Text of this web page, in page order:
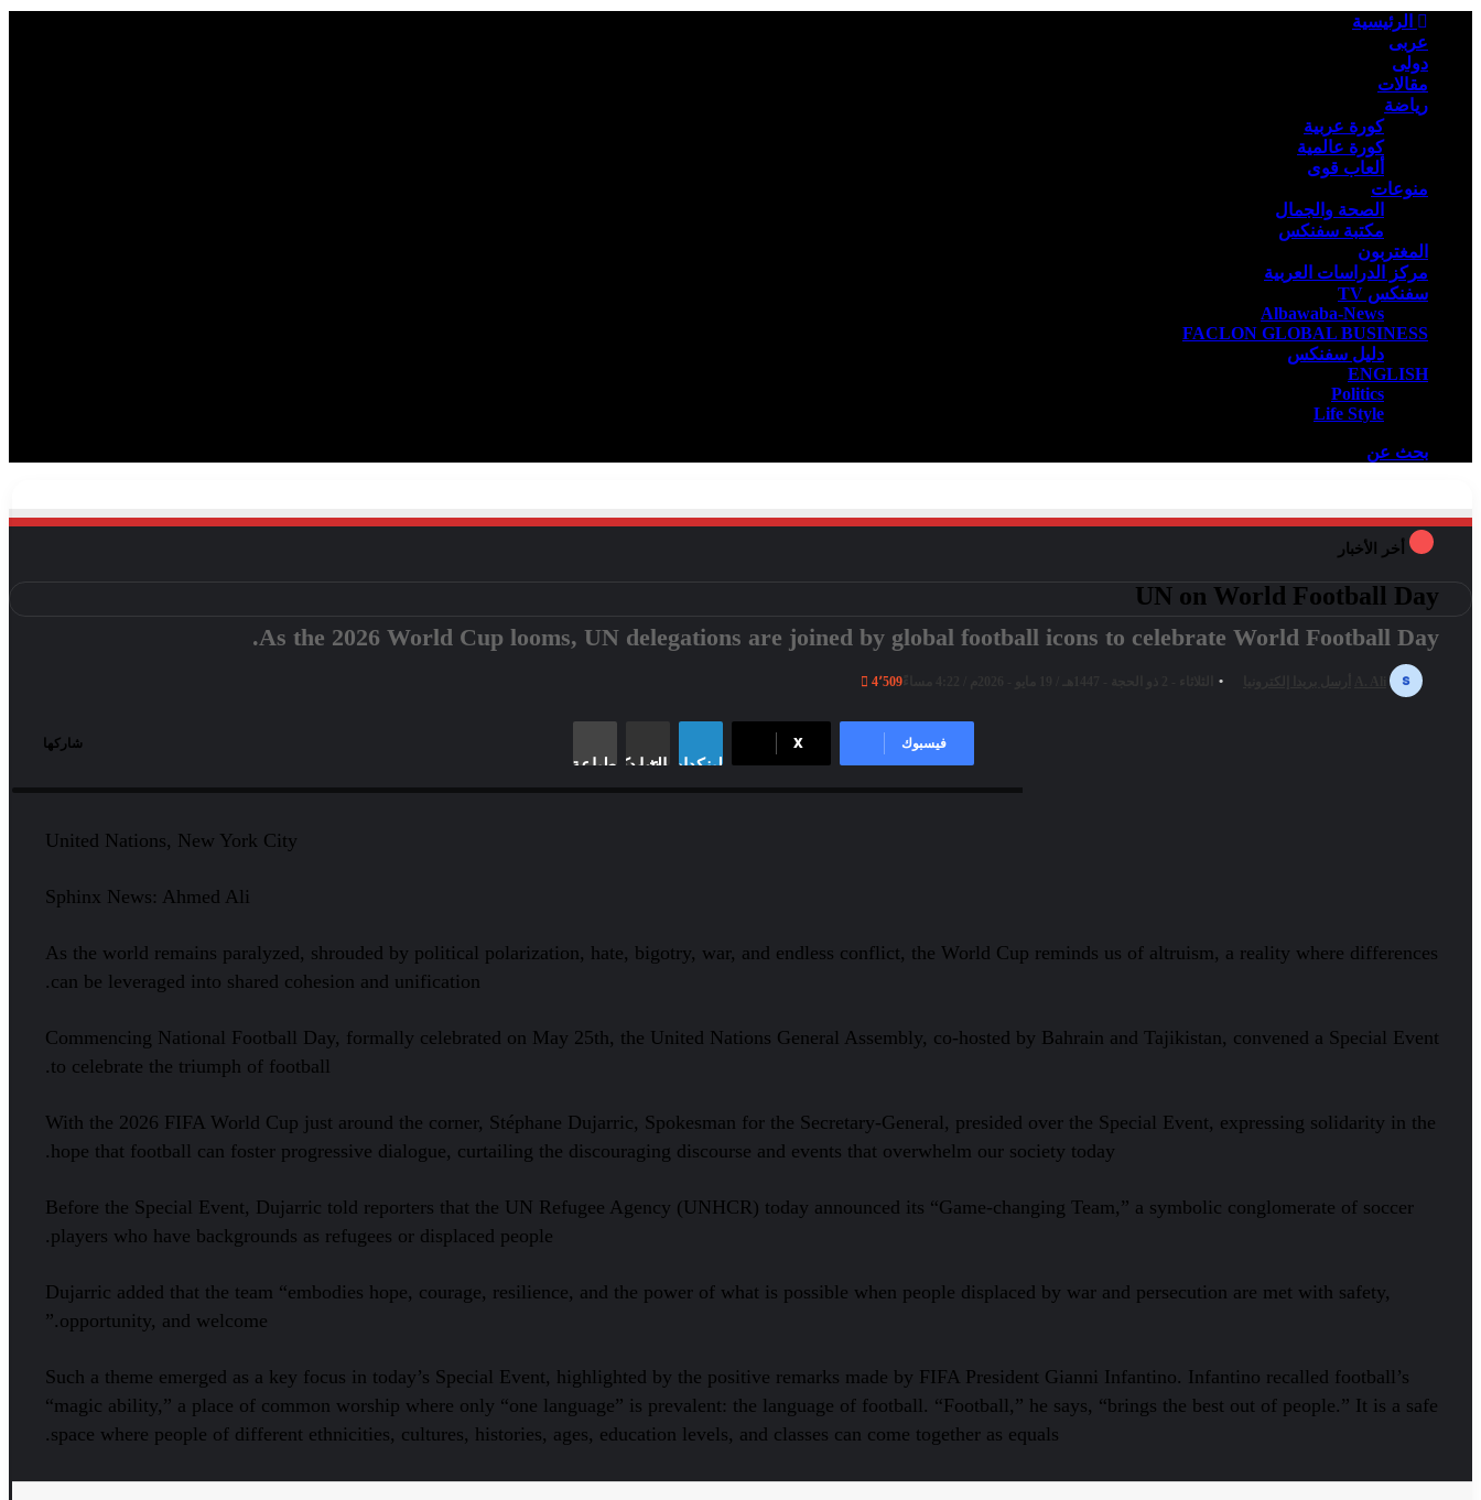
الرئيسية
عربى
دولى
مقالات
رياضة
كورة عربية
كورة عالمية
ألعاب قوى
منوعات
الصحة والجمال
مكتبة سفنكس
المغتربون
مركز الدراسات العربية
سفنكس TV
Albawaba-News
FACLON GLOBAL BUSINESS
دليل سفنكس
ENGLISH
Politics
Life Style
بحث عن
أخر الأخبار
UN on World Football Day
As the 2026 World Cup looms, UN delegations are joined by global football icons to celebrate World Football Day.
4٬509
شاركها فيسبوك
X
لينكدإن
مشاركة عبر البريد طباعة
United Nations, New York City
Sphinx News: Ahmed Ali
As the world remains paralyzed, shrouded by political polarization, hate, bigotry, war, and endless conflict, the World Cup reminds us of altruism, a reality where differences
can be leveraged into shared cohesion and unification.
Commencing National Football Day, formally celebrated on May 25th, the United Nations General Assembly, co-hosted by Bahrain and Tajikistan, convened a Special Event
to celebrate the triumph of football.
With the 2026 FIFA World Cup just around the corner, Stéphane Dujarric, Spokesman for the Secretary-General, presided over the Special Event, expressing solidarity in the
hope that football can foster progressive dialogue, curtailing the discouraging discourse and events that overwhelm our society today.
Before the Special Event, Dujarric told reporters that the UN Refugee Agency (UNHCR) today announced its “Game-changing Team,” a symbolic conglomerate of soccer
players who have backgrounds as refugees or displaced people.
Dujarric added that the team “embodies hope, courage, resilience, and the power of what is possible when people displaced by war and persecution are met with safety,
opportunity, and welcome.”
Such a theme emerged as a key focus in today’s Special Event, highlighted by the positive remarks made by FIFA President Gianni Infantino. Infantino recalled football’s
“magic ability,” a place of common worship where only “one language” is prevalent: the language of football. “Football,” he says, “brings the best out of people.” It is a safe
space where people of different ethnicities, cultures, histories, ages, education levels, and classes can come together as equals.